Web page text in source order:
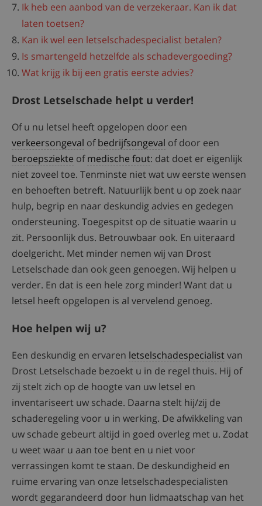
Ik heb een aanbod van de verzekeraar. Kan ik dat
laten toetsen?
Kan ik wel een letselschadespecialist betalen?
Is smartengeld hetzelfde als schadevergoeding?
Wat krijg ik bij een gratis eerste advies?
Drost Letselschade helpt u verder!
Of u nu letsel heeft opgelopen door een
verkeersongeval ofbedrijfsongeval of door een
beroepsziekte ofmedische fout: dat doet er eigenlijk
niet zoveel toe. Tenminste niet wat uw eerste wensen
en behoeften betreft. Natuurlijk bent u op zoek naar
hulp, begrip en naar deskundig advies en gedegen
ondersteuning. Toegespitst op de situatie waarin u
zit. Persoonlijk dus. Betrouwbaar ook. En uiteraard
doelgericht. Met minder nemen wij van Drost
Letselschade dan ook geen genoegen. Wij helpen u
verder. En dat is een hele zorg minder! Want dat u
letsel heeft opgelopen is al vervelend genoeg.
Hoe helpen wij u?
Een deskundig en ervaren letselschadespecialistvan
Drost Letselschade bezoekt u in de regel thuis. Hij of
zij stelt zich op de hoogte van uw letsel en
inventariseert uw schade. Daarna stelt hij/zij de
schaderegeling voor u in werking. De afwikkeling van
uw schade gebeurt altijd in goed overleg met u. Zodat
u weet waar u aan toe bent en u niet voor
verrassingen komt te staan. De deskundigheid en
ruime ervaring van onze letselschadespecialisten
wordt gegarandeerd door hun lidmaatschap van het